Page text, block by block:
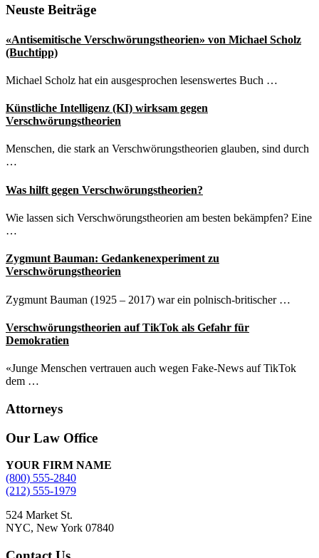
Seitenspalte
Neuste Beiträge
«Antisemitische Verschwörungstheorien» von Michael Scholz
(Buchtipp)
Michael Scholz hat ein ausgesprochen lesenswertes Buch …
Künstliche Intelligenz (KI) wirksam gegen
Verschwörungstheorien
Menschen, die stark an Verschwörungstheorien glauben, sind durch
…
Was hilft gegen Verschwörungstheorien?
Wie lassen sich Verschwörungstheorien am besten bekämpfen? Eine
…
Zygmunt Bauman: Gedankenexperiment zu
Verschwörungstheorien
Zygmunt Bauman (1925 – 2017) war ein polnisch-britischer …
Verschwörungstheorien auf TikTok als Gefahr für
Demokratien
«Junge Menschen vertrauen auch wegen Fake-News auf TikTok
dem …
Attorneys
Site
Footer
Our Law Office
YOUR FIRM NAME
(800) 555-2840
(212) 555-1979
524 Market St.
NYC, New York 07840